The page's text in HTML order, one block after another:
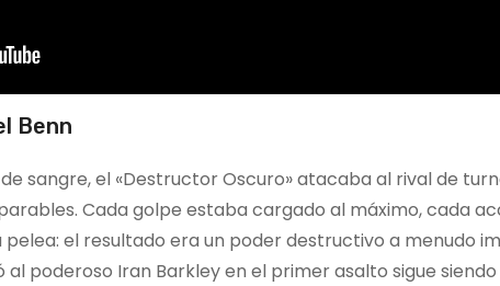
Benn
sangre, el «Destructor Oscuro» atacaba al rival de
Cada golpe estaba cargado al máximo, cada
el resultado era un poder destructivo a menudo
al poderoso Iran Barkley en el primer asalto sigue